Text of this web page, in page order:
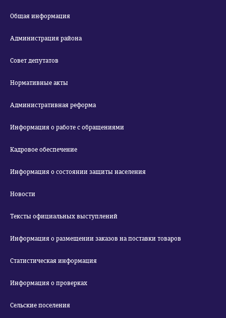
Общая информация
Администрация района
Совет депутатов
Нормативные акты
Административная реформа
Информация о работе с обращениями
Кадровое обеспечение
Информация о состоянии защиты населения
Новости
Тексты официальных выступлений
Информация о размещении заказов на поставки товаров
Статистическая информация
Информация о проверках
Сельские поселения